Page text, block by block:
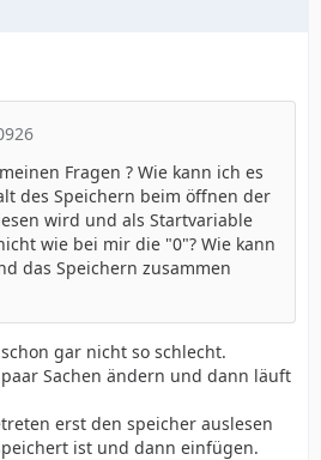
Fragen ? Wie kann ich es
des Speichern beim öffnen der
wird und als Startvariable
wie bei mir die "0"? Wie kann
das Speichern zusammen
gar nicht so schlecht.
Sachen ändern und dann läuft
erst den speicher auslesen
ist und dann einfügen.